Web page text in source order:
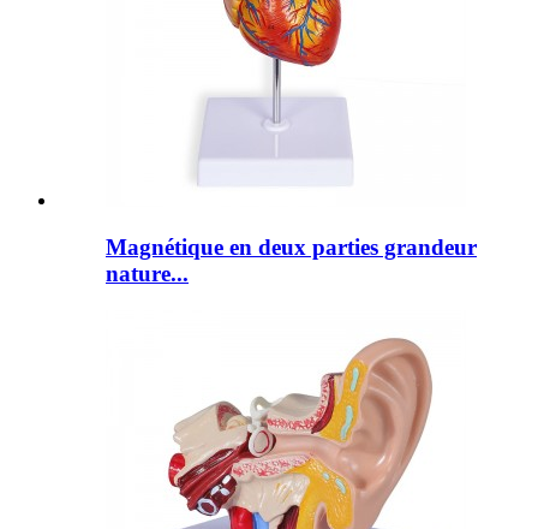
Magnétique en deux parties grandeur
nature...